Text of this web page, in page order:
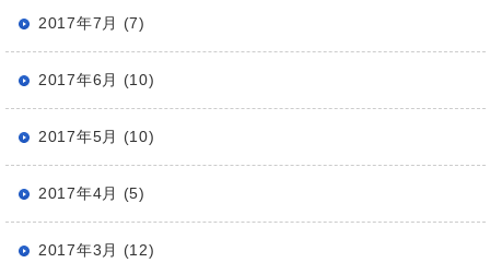
2017年7月 (7)
2017年6月 (10)
2017年5月 (10)
2017年4月 (5)
2017年3月 (12)